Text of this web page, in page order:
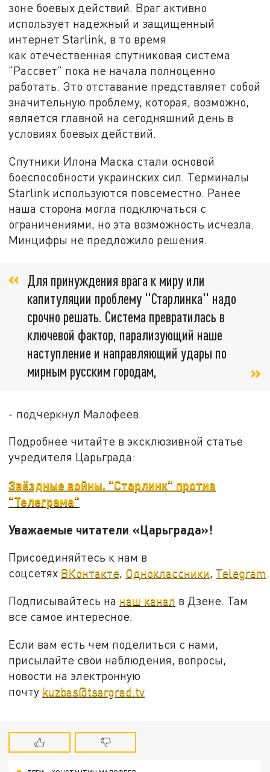
зоне боевых действий. Враг активно
использует надежный и защищенный
интернет Starlink, в то время
как отечественная спутниковая система
"Рассвет" пока не начала полноценно
работать. Это отставание представляет собой
значительную проблему, которая, возможно,
является главной на сегодняшний день в
условиях боевых действий.
Спутники Илона Маска стали основой
боеспособности украинских сил. Терминалы
Starlink используются повсеместно. Ранее
наша сторона могла подключаться с
ограничениями, но эта возможность исчезла.
Минцифры не предложило решения.
Для принуждения врага к миру или
капитуляции проблему "Старлинка" надо
срочно решать. Система превратилась в
ключевой фактор, парализующий наше
наступление и направляющий удары по
мирным русским городам,
- подчеркнул Малофеев.
Подробнее читайте в эксклюзивной статье
учредителя Царьграда:
Звёздные войны. "Старлинк" против
"Телеграма"
Уважаемые читатели «Царьграда»!
Присоединяйтесь к нам в
соцсетях ВКонтакте, Одноклассники, Telegram.
Подписывайтесь на наш канал в Дзене. Там
все самое интересное.
Если вам есть чем поделиться с нами,
присылайте свои наблюдения, вопросы,
новости на электронную
почту kuzbas@tsargrad.tv